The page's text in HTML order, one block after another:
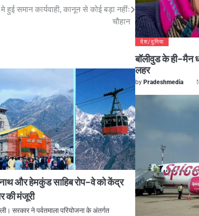
हुई समान कार्यवाही, कानून से कोई बड़ा नहींः
चौहान
और हेमकुंड साहिब रोप-वे को केंद्र
की मंजूरी
सरकार ने पर्वतमाला परियोजना के अंतर्गत
देश/दुनिया
बॉलीवुड के ही-मैन
लहर
by Pradeshmedia